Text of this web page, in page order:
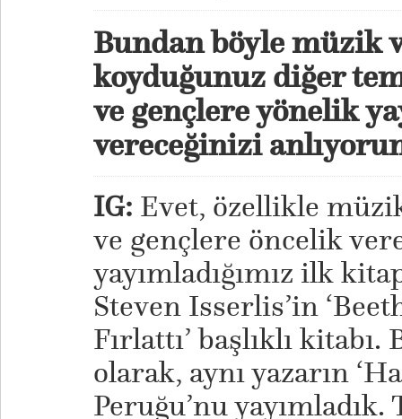
Bundan böyle müzik
koyduğunuz diğer
ve gençlere yönelik
vereceğinizi
IG: Evet, özellikle
ve gençlere öncelik
yayımladığımız ilk
Steven Isserlis’in
Fırlattı’ başlıklı
olarak, aynı yazarın
Peruğu’nu